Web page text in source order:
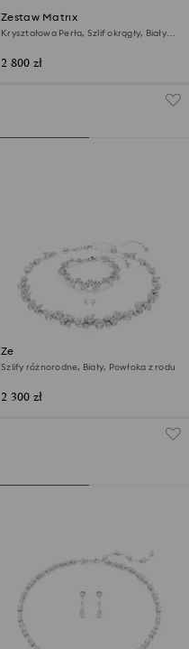
Zestaw Matrix
Kryształowa Perła, Szlif okrągły, Biały,
2 800 zł
Zestaw Constella
Szlify różnorodne, Biały, Powłoka z rodu
2 300 zł